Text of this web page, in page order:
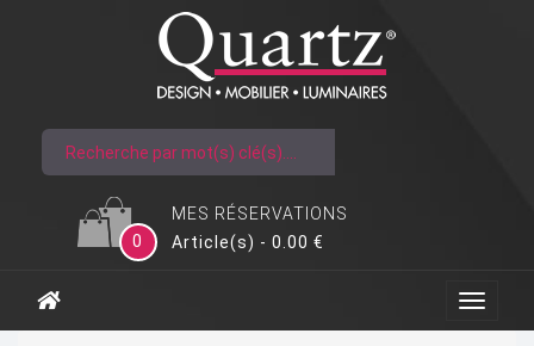
MES RÉSERVATIONS
0
Article(s) - 0.00 €